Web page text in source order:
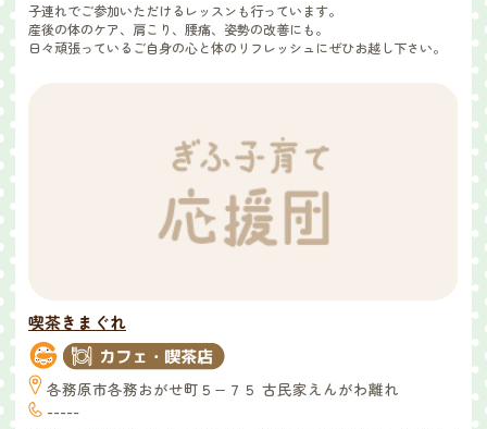
子連れでご参加いただけるレッスンも行っています。
産後の体のケア、肩こり、腰痛、姿勢の改善にも。
日々頑張っているご自身の心と体のリフレッシュにぜひお越し下さい。
喫茶きまぐれ
各務原市各務おがせ町５−７５ 古民家えんがわ離れ
-----